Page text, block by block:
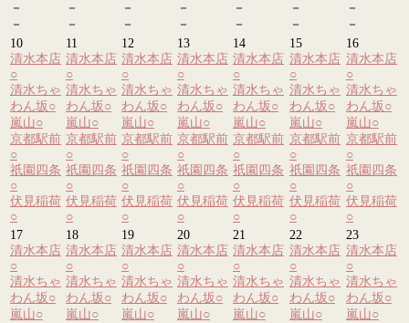
－
－
－
－
－
－
－
－
－
－
－
－
－
－
10
清水本店
○
清水ちゃ
わん坂○
嵐山○
京都駅前
○
祇園四条
○
伏見稲荷
○
11
清水本店
○
清水ちゃ
わん坂○
嵐山○
京都駅前
○
祇園四条
○
伏見稲荷
○
12
清水本店
○
清水ちゃ
わん坂○
嵐山○
京都駅前
○
祇園四条
○
伏見稲荷
○
13
清水本店
○
清水ちゃ
わん坂○
嵐山○
京都駅前
○
祇園四条
○
伏見稲荷
○
14
清水本店
○
清水ちゃ
わん坂○
嵐山○
京都駅前
○
祇園四条
○
伏見稲荷
○
15
清水本店
○
清水ちゃ
わん坂○
嵐山○
京都駅前
○
祇園四条
○
伏見稲荷
○
16
清水本店
○
清水ちゃ
わん坂○
嵐山○
京都駅前
○
祇園四条
○
伏見稲荷
○
17
清水本店
○
清水ちゃ
わん坂○
嵐山○
18
清水本店
○
清水ちゃ
わん坂○
嵐山○
19
清水本店
○
清水ちゃ
わん坂○
嵐山○
20
清水本店
○
清水ちゃ
わん坂○
嵐山○
21
清水本店
○
清水ちゃ
わん坂○
嵐山○
22
清水本店
○
清水ちゃ
わん坂○
嵐山○
23
清水本店
○
清水ちゃ
わん坂○
嵐山○